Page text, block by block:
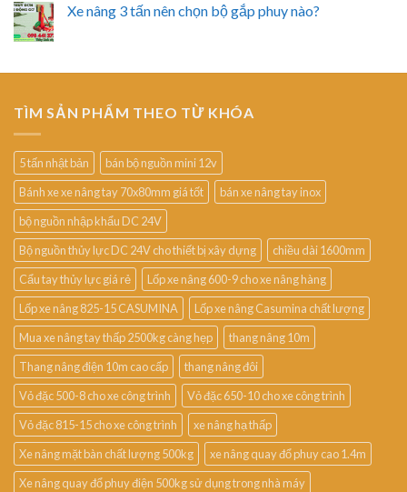
Xe nâng 3 tấn nên chọn bộ gắp phuy nào?
TÌM SẢN PHẨM THEO TỪ KHÓA
5 tấn nhật bản
bán bộ nguồn mini 12v
Bánh xe xe nâng tay 70x80mm giá tốt
bán xe nâng tay inox
bộ nguồn nhập khẩu DC 24V
Bộ nguồn thủy lực DC 24V cho thiết bị xây dựng
chiều dài 1600mm
Cẩu tay thủy lực giá rẻ
Lốp xe nâng 600-9 cho xe nâng hàng
Lốp xe nâng 825-15 CASUMINA
Lốp xe nâng Casumina chất lượng
Mua xe nâng tay thấp 2500kg càng hẹp
thang nâng 10m
Thang nâng điện 10m cao cấp
thang nâng đôi
Vỏ đặc 500-8 cho xe công trình
Vỏ đặc 650-10 cho xe công trình
Vỏ đặc 815-15 cho xe công trình
xe nâng hạ thấp
Xe nâng mặt bàn chất lượng 500kg
xe nâng quay đổ phuy cao 1.4m
Xe nâng quay đổ phuy điện 500kg sử dụng trong nhà máy